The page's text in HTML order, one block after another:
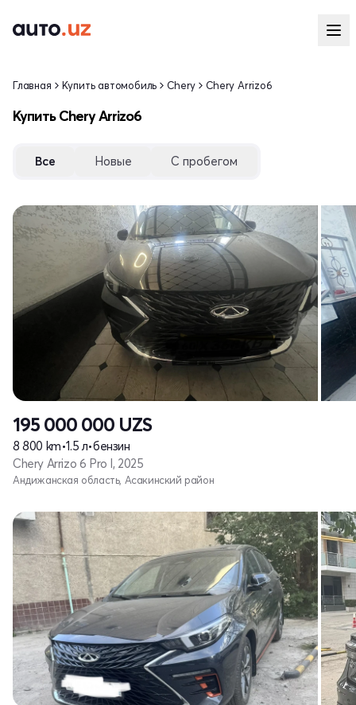
Главная Купить автомобиль Chery Chery Arrizo6
Купить Chery Arrizo6
Все Новые С пробегом
195 000 000 UZS
8 800 km•1.5 л•бензин
Chery Arrizo 6 Pro I, 2025
Андижанская область, Асакинский район